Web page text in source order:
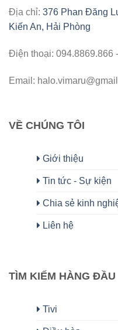
Địa chỉ: 376 Phan Đăng
Kiến An, Hải Phòng
Điện thoại: 094.8869.866
Email:
VỀ CHÚNG TÔI
Giới thiệu
Tin tức - Sự kiện
Chia sẻ kinh
Liên hệ
TÌM KIẾM HÀNG ĐẦU
Tivi